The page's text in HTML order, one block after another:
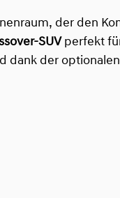
der den
SUV perfekt
dank der